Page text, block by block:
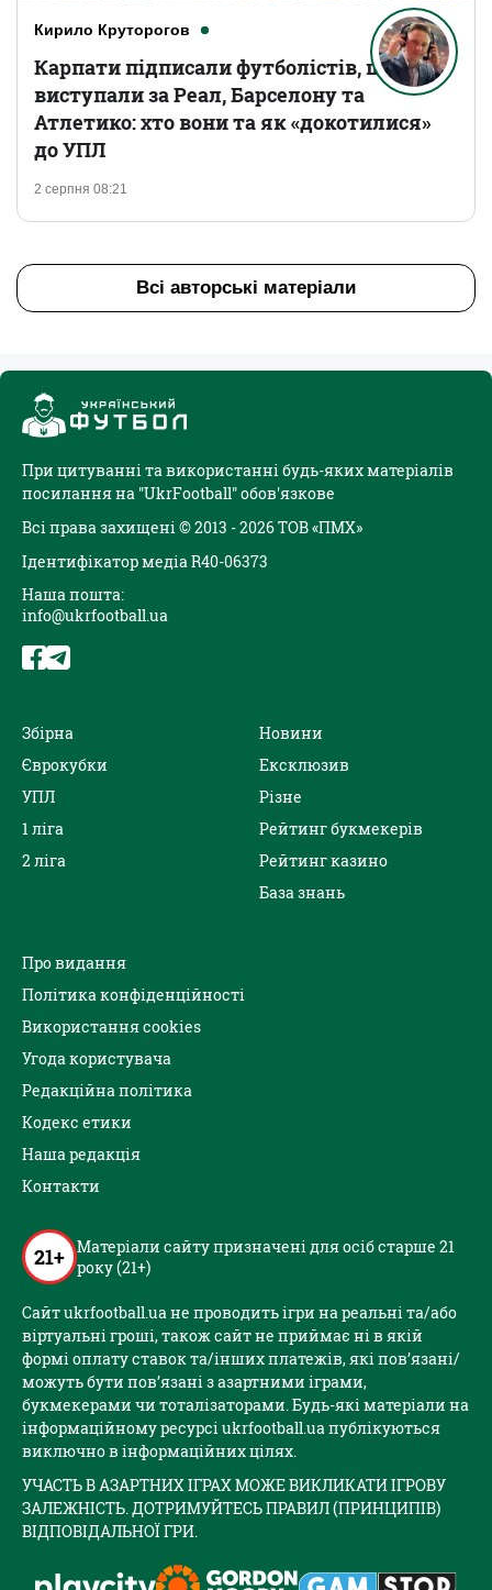
Кирило Круторогов
2 серпня 08:21
Карпати підписали футболістів, що
виступали за Реал, Барселону та
Атлетико: хто вони та як «докотилися»
до УПЛ
Всі авторські матеріали
При цитуванні та використанні будь-яких матеріалів
посилання на "UkrFootball" обов'язкове
Всі права захищені © 2013 - 2026 ТОВ «ПМХ»
Ідентифікатор медіа R40-06373
Наша пошта:
info@ukrfootball.ua
Збірна
Єврокубки
УПЛ
1 ліга
2 ліга
Новини
Ексклюзив
Різне
Рейтинг букмекерів
Рейтинг казино
База знань
Про видання
Політика конфіденційності
Використання cookies
Угода користувача
Редакційна політика
Кодекс етики
Наша редакція
Контакти
21+ Матеріали сайту призначені для осіб старше 21
року (21+)
Сайт ukrfootball.ua не проводить ігри на реальні та/або
віртуальні гроші, також сайт не приймає ні в якій
формі оплату ставок та/інших платежів, які пов’язані/
можуть бути пов’язані з азартними іграми,
букмекерами чи тоталізаторами. Будь-які матеріали на
інформаційному ресурсі ukrfootball.ua публікуються
виключно в інформаційних цілях.
УЧАСТЬ В АЗАРТНИХ ІГРАХ МОЖЕ ВИКЛИКАТИ ІГРОВУ
ЗАЛЕЖНІСТЬ. ДОТРИМУЙТЕСЬ ПРАВИЛ (ПРИНЦИПІВ)
ВІДПОВІДАЛЬНОЇ ГРИ.